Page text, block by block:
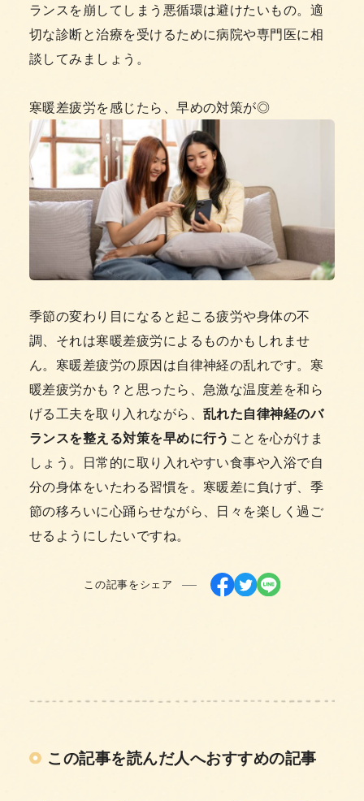
ランスを崩してしまう悪循環は避けたいもの。適
切な診断と治療を受けるために病院や専門医に相
談してみましょう。
寒暖差疲労を感じたら、早めの対策が◎
季節の変わり目になると起こる疲労や身体の不
調、それは寒暖差疲労によるものかもしれませ
ん。寒暖差疲労の原因は自律神経の乱れです。寒
暖差疲労かも？と思ったら、急激な温度差を和ら
げる工夫を取り入れながら、 乱れた自律神経のバ
ランスを整える対策を早めに行う ことを心がけま
しょう。日常的に取り入れやすい食事や入浴で自
分の身体をいたわる習慣を。寒暖差に負けず、季
節の移ろいに心踊らせながら、日々を楽しく過ご
せるようにしたいですね。
この記事をシェア
この記事を読んだ人へおすすめの記事